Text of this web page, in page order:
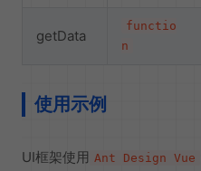
getData
functio
n
使用示例
UI框架使用 Ant Design Vue